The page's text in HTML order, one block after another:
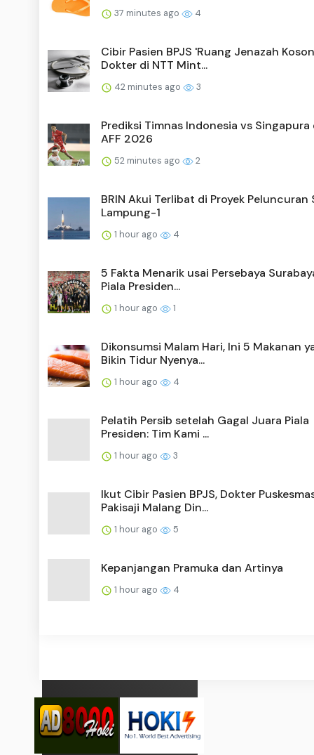
37 minutes ago 4
Cibir Pasien BPJS 'Ruang Jenazah
Dokter di NTT Mint...
42 minutes ago 3
Prediksi Timnas Indonesia vs Singapura
AFF 2026
52 minutes ago 2
BRIN Akui Terlibat di Proyek Peluncuran
Lampung-1
1 hour ago 4
5 Fakta Menarik usai Persebaya
Piala Presiden...
1 hour ago 1
Dikonsumsi Malam Hari, Ini 5 Makanan
Bikin Tidur Nyenya...
1 hour ago 4
Pelatih Persib setelah Gagal Juara Piala
Presiden: Tim Kami ...
1 hour ago 3
Ikut Cibir Pasien BPJS, Dokter
Pakisaji Malang Din...
1 hour ago 5
Kepanjangan Pramuka dan Artinya
1 hour ago 4